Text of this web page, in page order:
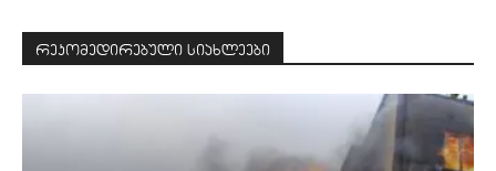
რეკომედირებული სიახლეები